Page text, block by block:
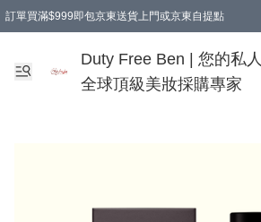
訂單買滿$999即包京東送貨上門或京東自提點
Duty Free Ben | 您的私人
全球頂級美妝採購專家